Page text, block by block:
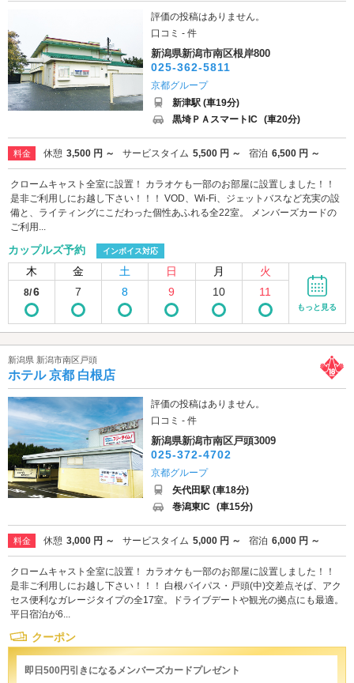
評価の投稿はありません。
口コミ - 件
新潟県新潟市南区根岸800
025-362-5811
京都グループ
新津駅 (車19分)
黒埼ＰＡスマートIC (車20分)
料金 休憩 3,500 円 ～ サービスタイム 5,500 円 ～ 宿泊 6,500 円 ～
クロームキャスト全室に設置！ カラオケも一部のお部屋に設置しました！！
是非ご利用しにお越し下さい！！！ VOD、Wi-Fi、ジェットバスなど充実の設
備と、ライティングにこだわった個性あふれる全22室。 メンバーズカードの
ご利用...
カップルズ予約 インボイス対応
木 金 土 日 月 火
8/6 7 8 9 10 11
もっと見る
新潟県 新潟市南区戸頭
ホテル 京都 白根店
評価の投稿はありません。
口コミ - 件
新潟県新潟市南区戸頭3009
025-372-4702
京都グループ
矢代田駅 (車18分)
巻潟東IC (車15分)
料金 休憩 3,000 円 ～ サービスタイム 5,000 円 ～ 宿泊 6,000 円 ～
クロームキャスト全室に設置！ カラオケも一部のお部屋に設置しました！！
是非ご利用しにお越し下さい！！！ 白根バイパス・戸頭(中)交差点そば、アク
セス便利なガレージタイプの全17室。ドライブデートや観光の拠点にも最適。
平日宿泊が6...
クーポン
即日500円引きになるメンバーズカードプレゼント